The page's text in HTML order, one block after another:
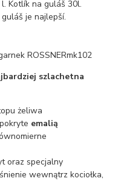
Kotlík na guláš 30l.
je najlepší.
ROSSNERmk102
szlachetna
żeliwa
emalią
oraz specjalny
wewnątrz kociołka,